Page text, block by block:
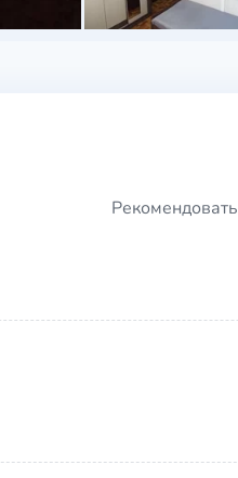
Рекомендовать